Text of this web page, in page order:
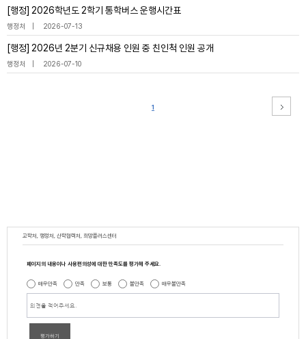
[행정] 2026학년도 2학기 통학버스 운행시간표
행정처 2026-07-13
[행정] 2026년 2분기 신규채용 인원 중 친인척 인원 공개
행정처 2026-07-10
1
교학처, 행정처, 산학협력처, 희망플러스센터
페이지의 내용이나 사용편의성에 대한 만족도를 평가해 주세요.
매우만족 만족 보통 불만족 매우불만족
평가하기